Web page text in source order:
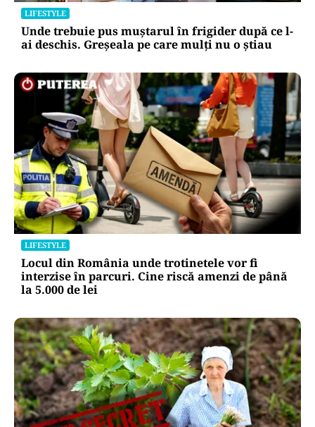
LIFESTYLE
Unde trebuie pus muștarul în frigider după ce l-
ai deschis. Greșeala pe care mulți nu o știau
LIFESTYLE
Locul din România unde trotinetele vor fi
interzise în parcuri. Cine riscă amenzi de până
la 5.000 de lei